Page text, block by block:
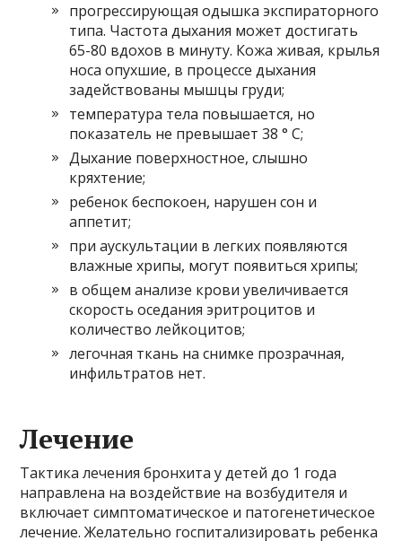
прогрессирующая одышка экспираторного
типа. Частота дыхания может достигать
65-80 вдохов в минуту. Кожа живая, крылья
носа опухшие, в процессе дыхания
задействованы мышцы груди;
температура тела повышается, но
показатель не превышает 38 ° С;
Дыхание поверхностное, слышно
кряхтение;
ребенок беспокоен, нарушен сон и
аппетит;
при аускультации в легких появляются
влажные хрипы, могут появиться хрипы;
в общем анализе крови увеличивается
скорость оседания эритроцитов и
количество лейкоцитов;
легочная ткань на снимке прозрачная,
инфильтратов нет.
Лечение
Тактика лечения бронхита у детей до 1 года
направлена ​​на воздействие на возбудителя и
включает симптоматическое и патогенетическое
лечение. Желательно госпитализировать ребенка